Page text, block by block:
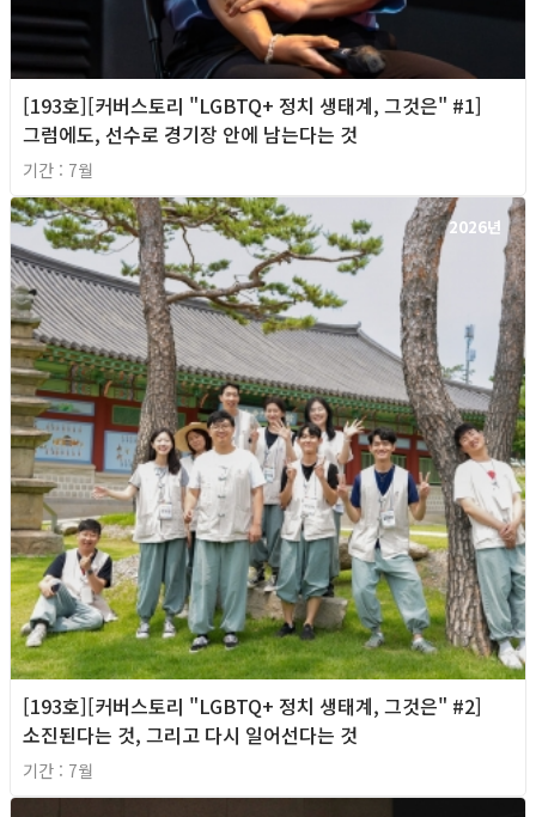
[193호][커버스토리 "LGBTQ+ 정치 생태계, 그것은" #1]
그럼에도, 선수로 경기장 안에 남는다는 것
기간 : 7월
2026년
[193호][커버스토리 "LGBTQ+ 정치 생태계, 그것은" #2]
소진된다는 것, 그리고 다시 일어선다는 것
기간 : 7월